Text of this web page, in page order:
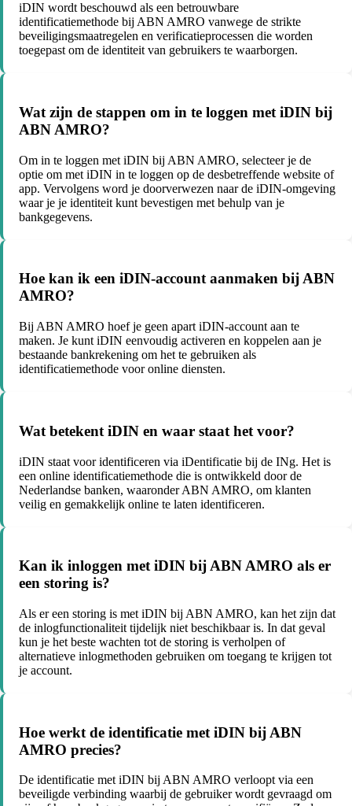
iDIN wordt beschouwd als een betrouwbare
identificatiemethode bij ABN AMRO vanwege de strikte
beveiligingsmaatregelen en verificatieprocessen die worden
toegepast om de identiteit van gebruikers te waarborgen.
Wat zijn de stappen om in te loggen met iDIN bij
ABN AMRO?
Om in te loggen met iDIN bij ABN AMRO, selecteer je de
optie om met iDIN in te loggen op de desbetreffende website of
app. Vervolgens word je doorverwezen naar de iDIN-omgeving
waar je je identiteit kunt bevestigen met behulp van je
bankgegevens.
Hoe kan ik een iDIN-account aanmaken bij ABN
AMRO?
Bij ABN AMRO hoef je geen apart iDIN-account aan te
maken. Je kunt iDIN eenvoudig activeren en koppelen aan je
bestaande bankrekening om het te gebruiken als
identificatiemethode voor online diensten.
Wat betekent iDIN en waar staat het voor?
iDIN staat voor identificeren via iDentificatie bij de INg. Het is
een online identificatiemethode die is ontwikkeld door de
Nederlandse banken, waaronder ABN AMRO, om klanten
veilig en gemakkelijk online te laten identificeren.
Kan ik inloggen met iDIN bij ABN AMRO als er
een storing is?
Als er een storing is met iDIN bij ABN AMRO, kan het zijn dat
de inlogfunctionaliteit tijdelijk niet beschikbaar is. In dat geval
kun je het beste wachten tot de storing is verholpen of
alternatieve inlogmethoden gebruiken om toegang te krijgen tot
je account.
Hoe werkt de identificatie met iDIN bij ABN
AMRO precies?
De identificatie met iDIN bij ABN AMRO verloopt via een
beveiligde verbinding waarbij de gebruiker wordt gevraagd om